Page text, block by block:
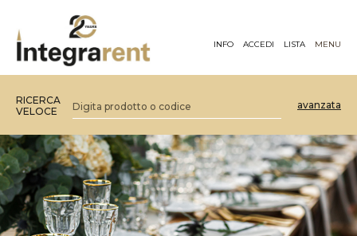
INFO ACCEDI LISTA MENU
RICERCA
VELOCE
avanzata